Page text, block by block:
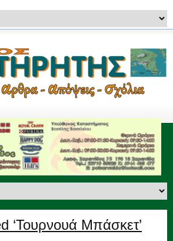
‘Τουρνουά Μπάσκετ’